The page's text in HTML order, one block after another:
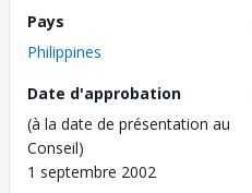
Pays
Philippines
Date d'approbation
(à la date de présentation au
Conseil)
1 septembre 2002